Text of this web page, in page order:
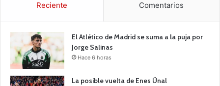
Reciente Comentarios
El Atlético de Madrid se suma a la puja por
Jorge Salinas
Hace 6 horas
La posible vuelta de Enes Ünal